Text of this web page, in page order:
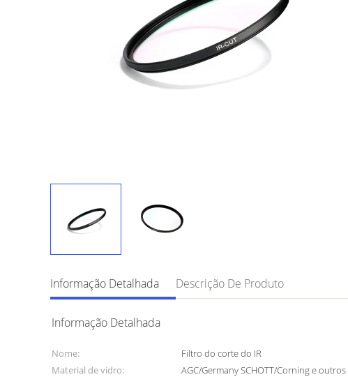
Informação Detalhada Descrição De Produto
Informação Detalhada
Nome: Filtro do corte do IR
Material de vidro:
AGC/Germany SCHOTT/Corning e